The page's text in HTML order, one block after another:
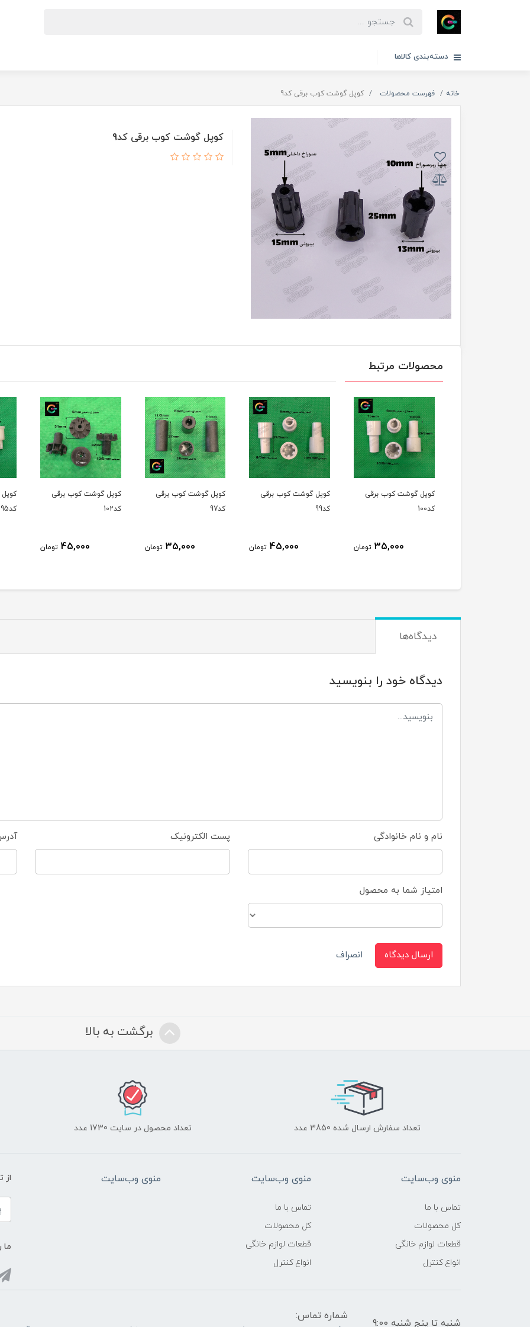
دسته‌بندی کالاها
خانه فهرست محصولات کوپل گوشت کوب برقی کد9
کوپل گوشت کوب برقی کد9
محصولات مرتبط
کوپل گوشت کوب برقی
کد99
45,000 تومان
کوپل گوشت کوب برقی
کد97
35,000 تومان
کوپل گوشت کوب برقی
کد102
45,000 تومان
کوپل گوشت کوب برقی
کد95
35,000 تومان
کد93
دیدگاه‌ها
دیدگاه خود را بنویسید
نام و نام خانوادگی پست الکترونیک
امتیاز شما به محصول
ارسال دیدگاه انصراف
برگشت به بالا
تعداد سفارش ارسال شده 3850 عدد تعداد محصول در سایت 1730 عدد
منوی وب‌سایت
تماس با ما
کل محصولات
قطعات لوازم خانگی
انواع کنترل
منوی وب‌سایت
تماس با ما
کل محصولات
قطعات لوازم خانگی
انواع کنترل
منوی وب‌سایت از
ما
شنبه تا پنج شنبه 9:00
شماره تماس: